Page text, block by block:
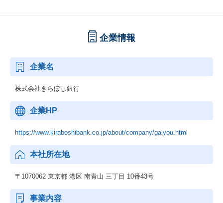
企業情報
企業名
株式会社きらぼし銀行
企業HP
https://www.kiraboshibank.co.jp/about/company/gaiyou.html
本社所在地
〒1070062 東京都 港区 南青山 三丁目 10番43号
事業内容